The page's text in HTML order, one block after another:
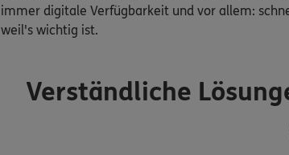
immer digitale Verfügbarkeit und vor allem:
weil's wichtig ist.
Verständliche